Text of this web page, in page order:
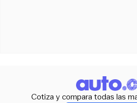
Cotiza y compara todas las